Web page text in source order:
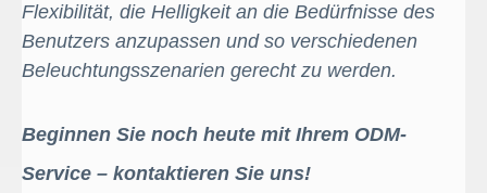
Flexibilität, die Helligkeit an die Bedürfnisse des
Benutzers anzupassen und so verschiedenen
Beleuchtungsszenarien gerecht zu werden.
Beginnen Sie noch heute mit Ihrem ODM-
Service – kontaktieren Sie uns!